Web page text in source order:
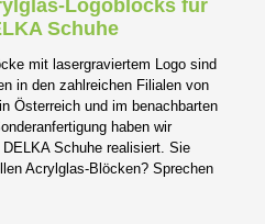
Logoblocks für
Schuhe
mit lasergraviertem Logo sind
in den zahlreichen Filialen von
Österreich und im benachbarten
haben wir
Schuhe realisiert. Sie
Acrylglas-Blöcken? Sprechen